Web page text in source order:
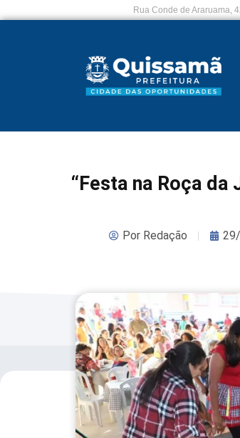
Rua Conde de Araruama,
“Festa na Roça da
Por Redação